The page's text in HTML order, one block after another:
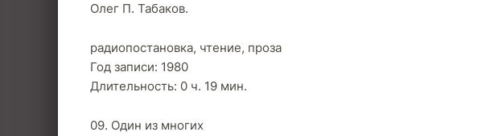
Олег П. Табаков.
радиопостановка, чтение, проза
Год записи: 1980
Длительность: 0 ч. 19 мин.
09. Один из многих